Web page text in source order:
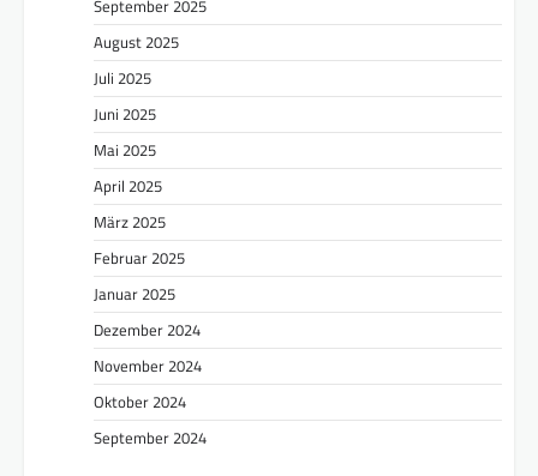
September 2025
August 2025
Juli 2025
Juni 2025
Mai 2025
April 2025
März 2025
Februar 2025
Januar 2025
Dezember 2024
November 2024
Oktober 2024
September 2024